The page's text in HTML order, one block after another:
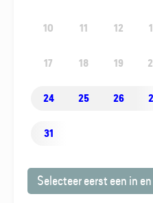
10 11 12
17 18 19
24 25 26
31
Selecteer eerst een in